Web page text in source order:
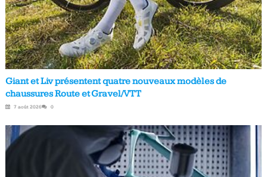
Giant et Liv présentent quatre nouveaux modèles de
chaussures Route et Gravel/VTT
7 août 2026 0